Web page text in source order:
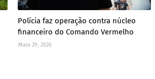
Polícia faz operação contra núcleo
financeiro do Comando Vermelho
Maio 29, 2026